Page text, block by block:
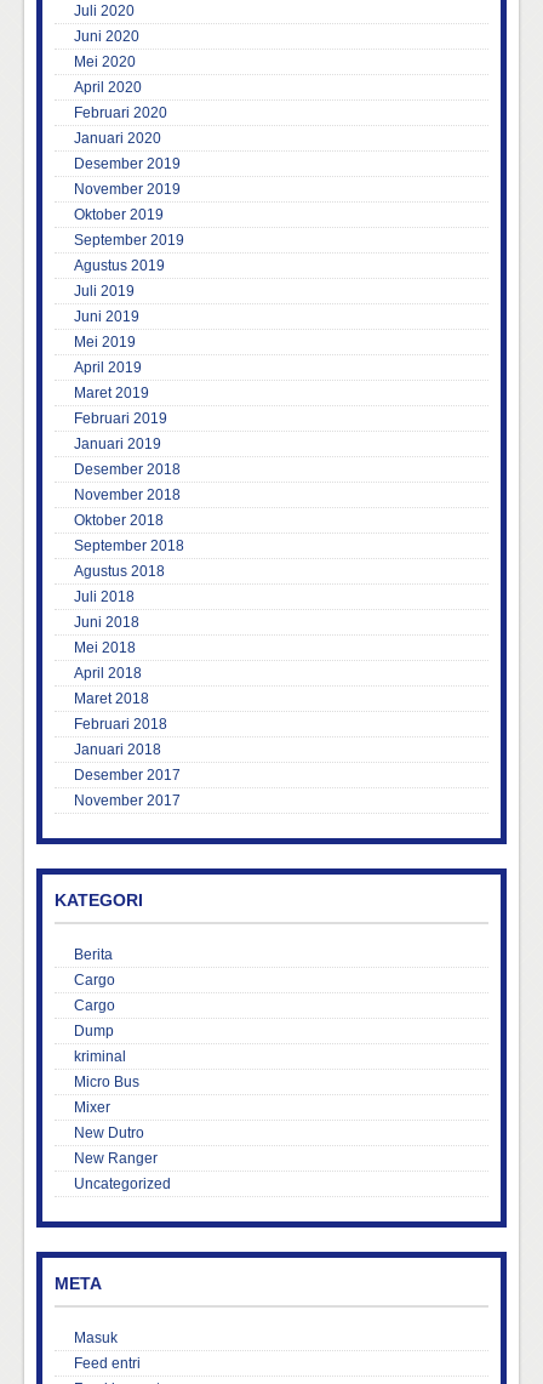
Juli 2020
Juni 2020
Mei 2020
April 2020
Februari 2020
Januari 2020
Desember 2019
November 2019
Oktober 2019
September 2019
Agustus 2019
Juli 2019
Juni 2019
Mei 2019
April 2019
Maret 2019
Februari 2019
Januari 2019
Desember 2018
November 2018
Oktober 2018
September 2018
Agustus 2018
Juli 2018
Juni 2018
Mei 2018
April 2018
Maret 2018
Februari 2018
Januari 2018
Desember 2017
November 2017
KATEGORI
Berita
Cargo
Cargo
Dump
kriminal
Micro Bus
Mixer
New Dutro
New Ranger
Uncategorized
META
Masuk
Feed entri